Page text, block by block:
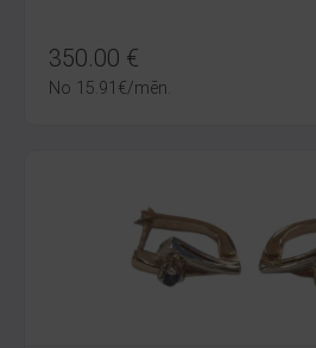
350.00 €
No 15.91 €/mēn.